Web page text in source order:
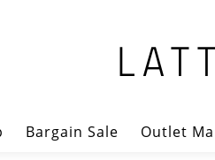
Bargain Sale Outlet